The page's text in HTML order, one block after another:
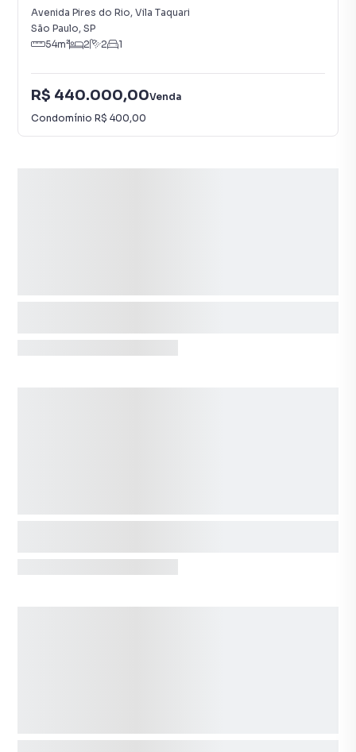
Avenida Pires do Rio, Vila Taquari
São Paulo, SP
54m² 2 2 1
R$ 440.000,00Venda
Condomínio R$ 400,00